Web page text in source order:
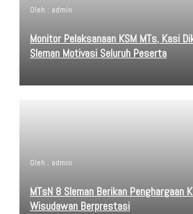
Oleh : admin
Monitor Pelaksanaan KSM MTs, Kasi
Sleman Motivasi Seluruh Peserta
Oleh : admin
MTsN 8 Sleman Berikan Penghargaan
Wisudawan Berprestasi